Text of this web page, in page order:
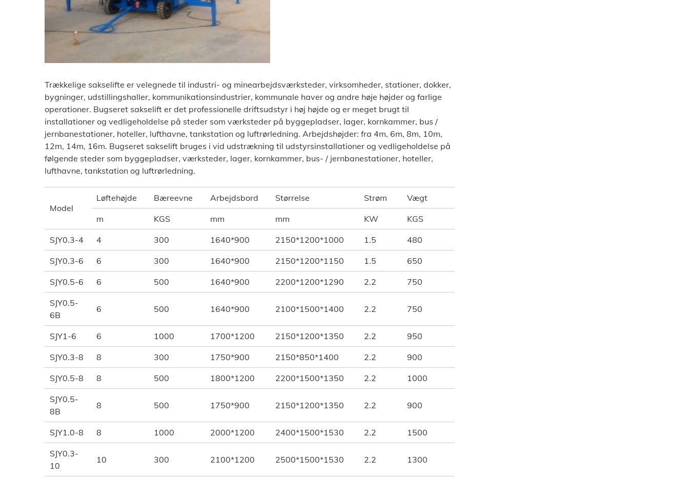
Trækkelige sakselifte er velegnede til industri- og minearbejdsværksteder, virksomheder, stationer, dokker,
bygninger, udstillingshaller, kommunikationsindustrier, kommunale haver og andre høje højder og farlige
operationer. Bugseret sakselift er det professionelle driftsudstyr i høj højde og er meget brugt til
installationer og vedligeholdelse på steder som værksteder på byggepladser, lager, kornkammer, bus /
jernbanestationer, hoteller, lufthavne, tankstation og luftrørledning. Arbejdshøjder: fra 4m, 6m, 8m, 10m,
12m, 14m, 16m. Bugseret sakselift bruges i vid udstrækning til udstyrsinstallationer og vedligeholdelse på
følgende steder som byggepladser, værksteder, lager, kornkammer, bus- / jernbanestationer, hoteller,
lufthavne, tankstation og luftrørledning.
Model
Løftehøjde Bæreevne Arbejdsbord Størrelse Strøm Vægt
m KGS mm mm KW KGS
SJY0.3-4 4 300 1640*900 2150*1200*1000 1.5 480
SJY0.3-6 6 300 1640*900 2150*1200*1150 1.5 650
SJY0.5-6 6 500 1640*900 2200*1200*1290 2.2 750
SJY0.5-
6B
6 500 1640*900 2100*1500*1400 2.2 750
SJY1-6 6 1000 1700*1200 2150*1200*1350 2.2 950
SJY0.3-8 8 300 1750*900 2150*850*1400 2.2 900
SJY0.5-8 8 500 1800*1200 2200*1500*1350 2.2 1000
SJY0.5-
8B
8 500 1750*900 2150*1200*1350 2.2 900
SJY1.0-8 8 1000 2000*1200 2400*1500*1530 2.2 1500
SJY0.3-
10
10 300 2100*1200 2500*1500*1530 2.2 1300